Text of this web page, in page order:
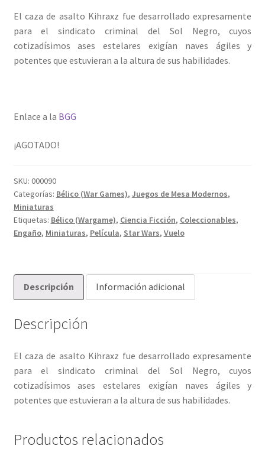
El caza de asalto Kihraxz fue desarrollado expresamente
para el sindicato criminal del Sol Negro, cuyos
cotizadísimos ases estelares exigían naves ágiles y
potentes que estuvieran a la altura de sus habilidades.
Enlace a la BGG
¡AGOTADO!
SKU: 000090
Categorías: Bélico (War Games), Juegos de Mesa Modernos,
Miniaturas
Etiquetas: Bélico (Wargame), Ciencia Ficción, Coleccionables,
Engaño, Miniaturas, Película, Star Wars, Vuelo
Descripción Información adicional
Descripción
El caza de asalto Kihraxz fue desarrollado expresamente
para el sindicato criminal del Sol Negro, cuyos
cotizadísimos ases estelares exigían naves ágiles y
potentes que estuvieran a la altura de sus habilidades.
Productos relacionados